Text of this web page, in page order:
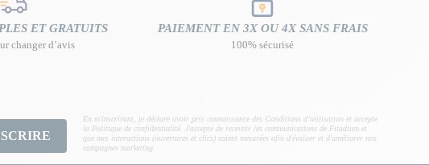
ET GRATUITS
changer d’avis
PAIEMENT EN 3X OU 4X SANS FRAIS
100% sécurisé
En m'inscrivant, je déclare avoir pris connaissance des Conditions d’utilisation et accepte
la Politique de confidentialité. J'accepte de recevoir les communications de Fitadium et
que mes interactions (ouvertures et clics) soient mesurées afin d'évaluer et d'améliorer nos
campagnes marketing.